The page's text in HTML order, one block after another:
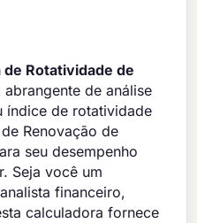
de Rotatividade de
de análise
índice de rotatividade
Renovação de
seu desempenho
Seja você um
financeiro,
calculadora fornece